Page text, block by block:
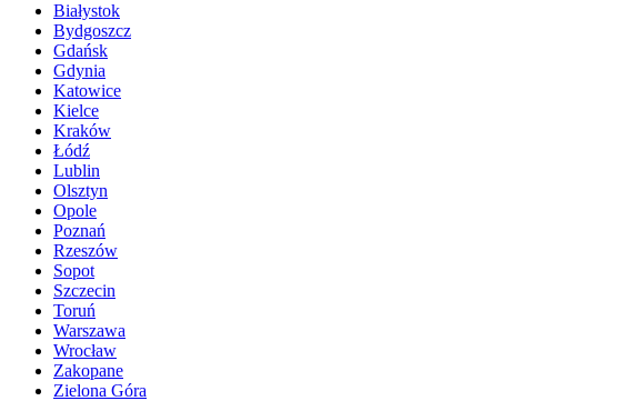
Białystok
Bydgoszcz
Gdańsk
Gdynia
Katowice
Kielce
Kraków
Łódź
Lublin
Olsztyn
Opole
Poznań
Rzeszów
Sopot
Szczecin
Toruń
Warszawa
Wrocław
Zakopane
Zielona Góra